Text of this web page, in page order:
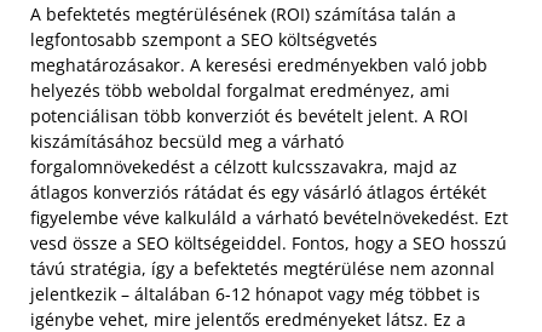
A befektetés megtérülésének (ROI) számítása talán a
legfontosabb szempont a SEO költségvetés
meghatározásakor. A keresési eredményekben való jobb
helyezés több weboldal forgalmat eredményez, ami
potenciálisan több konverziót és bevételt jelent. A ROI
kiszámításához becsüld meg a várható
forgalomnövekedést a célzott kulcsszavakra, majd az
átlagos konverziós rátádat és egy vásárló átlagos értékét
figyelembe véve kalkuláld a várható bevételnövekedést. Ezt
vesd össze a SEO költségeiddel. Fontos, hogy a SEO hosszú
távú stratégia, így a befektetés megtérülése nem azonnal
jelentkezik – általában 6-12 hónapot vagy még többet is
igénybe vehet, mire jelentős eredményeket látsz. Ez a